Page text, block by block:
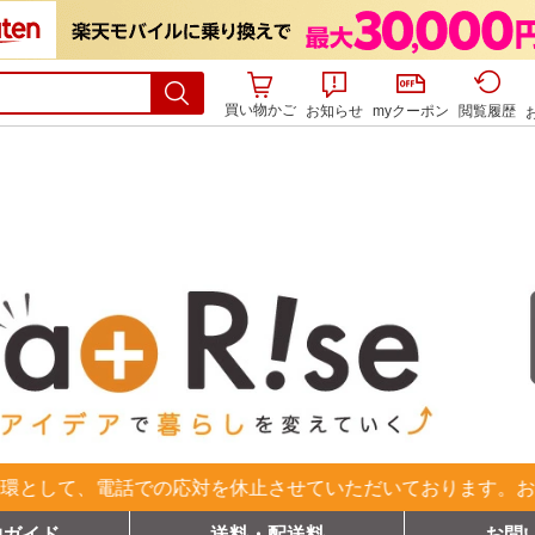
買い物かご お知らせ myクーポン 閲覧履歴